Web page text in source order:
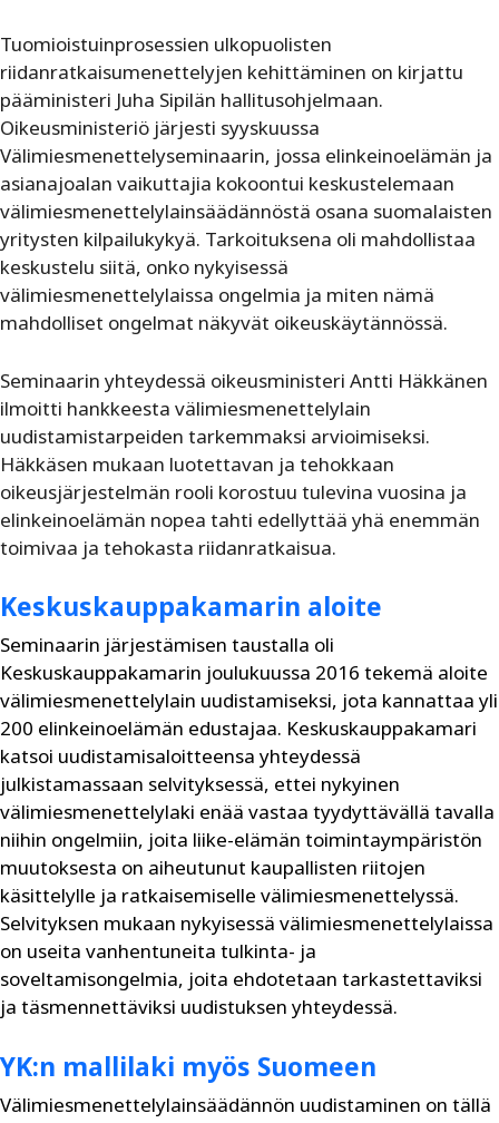
Tuomioistuinprosessien ulkopuolisten
riidanratkaisumenettelyjen kehittäminen on kirjattu
pääministeri Juha Sipilän hallitusohjelmaan.
Oikeusministeriö järjesti syyskuussa
Välimiesmenettelyseminaarin, jossa elinkeinoelämän ja
asianajoalan vaikuttajia kokoontui keskustelemaan
välimiesmenettelylainsäädännöstä osana suomalaisten
yritysten kilpailukykyä. Tarkoituksena oli mahdollistaa
keskustelu siitä, onko nykyisessä
välimiesmenettelylaissa ongelmia ja miten nämä
mahdolliset ongelmat näkyvät oikeuskäytännössä.
Seminaarin yhteydessä oikeusministeri Antti Häkkänen
ilmoitti hankkeesta välimiesmenettelylain
uudistamistarpeiden tarkemmaksi arvioimiseksi.
Häkkäsen mukaan luotettavan ja tehokkaan
oikeusjärjestelmän rooli korostuu tulevina vuosina ja
elinkeinoelämän nopea tahti edellyttää yhä enemmän
toimivaa ja tehokasta riidanratkaisua.
Keskuskauppakamarin aloite
Seminaarin järjestämisen taustalla oli
Keskuskauppakamarin joulukuussa 2016 tekemä aloite
välimiesmenettelylain uudistamiseksi, jota kannattaa yli
200 elinkeinoelämän edustajaa. Keskuskauppakamari
katsoi uudistamisaloitteensa yhteydessä
julkistamassaan selvityksessä, ettei nykyinen
välimiesmenettelylaki enää vastaa tyydyttävällä tavalla
niihin ongelmiin, joita liike-elämän toimintaympäristön
muutoksesta on aiheutunut kaupallisten riitojen
käsittelylle ja ratkaisemiselle välimiesmenettelyssä.
Selvityksen mukaan nykyisessä välimiesmenettelylaissa
on useita vanhentuneita tulkinta- ja
soveltamisongelmia, joita ehdotetaan tarkastettaviksi
ja täsmennettäviksi uudistuksen yhteydessä.
YK:n mallilaki myös Suomeen
Välimiesmenettelylainsäädännön uudistaminen on tällä